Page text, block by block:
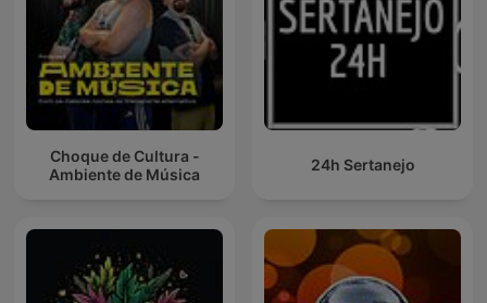
Choque de Cultura -
Ambiente de Música
24h Sertanejo